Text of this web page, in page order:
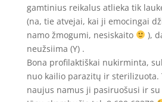
gamtinius reikalus atlieka tik
(na, tie atvejai, kai ji emocingai
namo žmogumi, nesiskaito
),
neužsiima (Y) .
Bona profilaktiškai nukirminta,
nuo kailio parazitų ir sterilizuota.
naujus namus ji pasiruošusi ir